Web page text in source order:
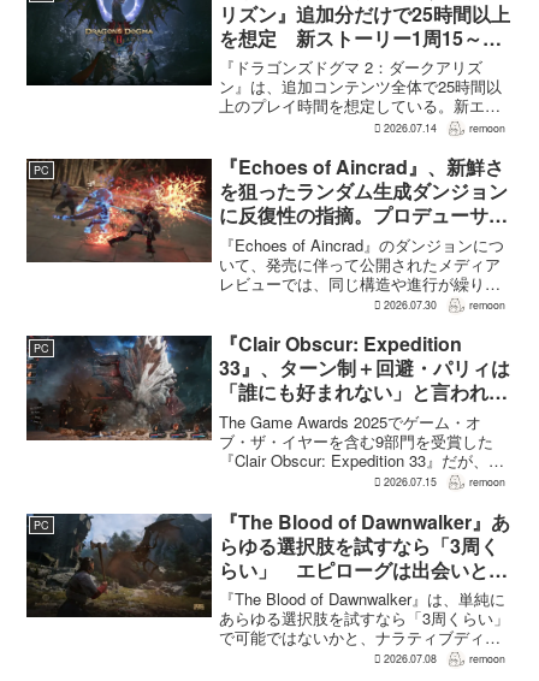
リズン』追加分だけで25時間以上
を想定 新ストーリー1周15～20
時間、12種ダンジョンは各30分
～1時間
『ドラゴンズドグマ 2：ダークアリズ
ン』は、追加コンテンツ全体で25時間以
上のプレイ時間を想定している。新エリ
ア「ノルガン」で展開されるメインシナ
追加される12種類のユニークダンジョン
「忘れられた試...
2026.07.14 remoon
PC
『Echoes of Aincrad』、新鮮さ
を狙ったランダム生成ダンジョン
に反復性の指摘。プロデューサー
は発売前に採用理由を説明
『Echoes of Aincrad』のダンジョンにつ
いて、発売に伴って公開されたメディア
レビューでは、同じ構造や進行が繰り返
されるとの評価が出ている。発売前の7月
は、ゲーム総合プロデューサーの二見鷹
介氏が...
2026.07.30 remoon
PC
『Clair Obscur: Expedition
33』、ターン制＋回避・パリィは
「誰にも好まれない」と言われて
いた 開発陣は実際に遊んだ面白
さを優先
The Game Awards 2025でゲーム・オ
ブ・ザ・イヤーを含む9部門を受賞した
『Clair Obscur: Expedition 33』だが、タ
ーン制バトルに回避やパリィを組み合わ
い」と何度も言...
2026.07.15 remoon
PC
『The Blood of Dawnwalker』あ
らゆる選択肢を試すなら「3周く
らい」 エピローグは出会いと選
択で変化
『The Blood of Dawnwalker』は、単純に
あらゆる選択肢を試すなら「3周くらい」
で可能ではないかと、ナラティブディレ
クターのJakub Szamałek氏がファミ
2026.07.08 remoon